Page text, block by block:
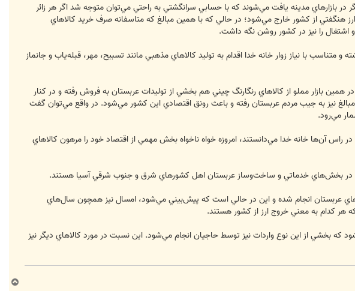
بازارهاي مدينه يافت مي‌شوند كه با حسابي سرانگشتي به راحتي مي‌توان متوجه شد اگر هر زائر
چه ارز هنگفتي از كشور خارج مي‌شود؛ در حالي كه با همين مبالغ كه متاسفانه صرف خريد كالاهاي
اشتغال را نيز در كشور روشن نگه داشت.
با نياز زوار خانه خدا اقدام به توليد كالاهاي مذهبي مانند تسبيح، مهر، قبله‌ياب و جانماز
همين بازار مملو از كالاهاي رنگارنگ چيني هم بخشي از توليدات عربستان به فروش رفته و در كنار
نيز به جيب مردم عربستان رفته و باعث رونق اقتصادي اين كشور مي‌شود. در واقع مي‌توان گفت
مي‌رود.
راس آن‌ها خانه خدا مي‌دانستند، امروزه خواه ناخواه بخش مهمي از اقتصاد خود را مرهون كالاهاي
در بخش‌هاي خدماتي و ساخت‌وساز عربستان اهل كشورهاي شرق و جنوب شرقي آسيا هستند.
عربستان انجام شده و اين در حالي است كه پيش‌بيني مي‌شود، امسال نيز همچون سال‌هاي
هر كدام به معني خروج ارز از كشور هستند.
به صورت چمداني وارد كشور مي‌شود كه بخشي از اين نوع واردات نيز توسط حاجيان انجام مي‌شود. اين نسبت در مورد كالاهاي ديگر نيز